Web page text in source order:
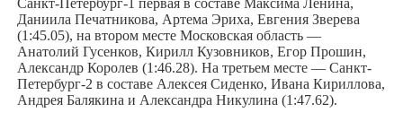
Даниила Печатникова, Артема Эриха, Евгения Зверева
(1:45.05), на втором месте Московская область —
Анатолий Гусенков, Кирилл Кузовников, Егор Прошин,
Александр Королев (1:46.28). На третьем месте — Санкт-
Петербург-2 в составе Алексея Сиденко, Ивана Кириллова,
Андрея Балякина и Александра Никулина (1:47.62).